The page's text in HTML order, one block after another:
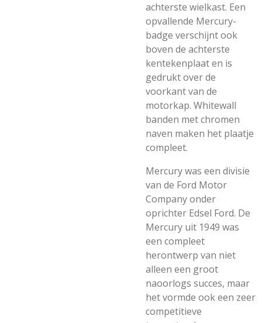
achterste wielkast. Een
opvallende Mercury-
badge verschijnt ook
boven de achterste
kentekenplaat en is
gedrukt over de
voorkant van de
motorkap. Whitewall
banden met chromen
naven maken het plaatje
compleet.
Mercury was een divisie
van de Ford Motor
Company onder
oprichter Edsel Ford. De
Mercury uit 1949 was
een compleet
herontwerp van niet
alleen een groot
naoorlogs succes, maar
het vormde ook een zeer
competitieve